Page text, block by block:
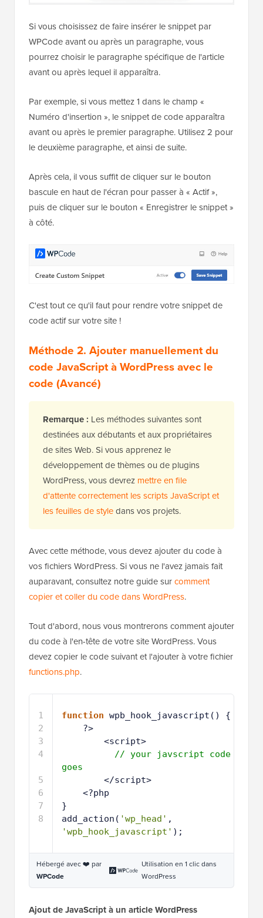
Si vous choisissez de faire insérer le snippet par
WPCode avant ou après un paragraphe, vous
pourrez choisir le paragraphe spécifique de l'article
avant ou après lequel il apparaîtra.
Par exemple, si vous mettez 1 dans le champ «
Numéro d'insertion », le snippet de code apparaîtra
avant ou après le premier paragraphe. Utilisez 2 pour
le deuxième paragraphe, et ainsi de suite.
Après cela, il vous suffit de cliquer sur le bouton
bascule en haut de l'écran pour passer à « Actif »,
puis de cliquer sur le bouton « Enregistrer le snippet »
à côté.
C'est tout ce qu'il faut pour rendre votre snippet de
code actif sur votre site !
Méthode 2. Ajouter manuellement du
code JavaScript à WordPress avec le
code (Avancé)
Remarque : Les méthodes suivantes sont
destinées aux débutants et aux propriétaires
de sites Web. Si vous apprenez le
développement de thèmes ou de plugins
WordPress, vous devrez mettre en file
d'attente correctement les scripts JavaScript et
les feuilles de styledans vos projets.
Avec cette méthode, vous devez ajouter du code à
vos fichiers WordPress. Si vous ne l'avez jamais fait
auparavant, consultez notre guide surcomment
copier et coller du code dans WordPress.
Tout d'abord, nous vous montrerons comment ajouter
du code à l'en-tête de votre site WordPress. Vous
devez copier le code suivant et l'ajouter à votre fichier
functions.php.
1
2
3
4
5
6
7
8
function wpb_hook_javascript() {
?>
<script>
// your javscript code
goes
</script>
<?php
}
add_action( 'wp_head'
'wpb_hook_javascript' );
Hébergé avec ❤️ par
WPCode
Utilisation en 1 clic dans
WordPress
Ajout de JavaScript à un article WordPress